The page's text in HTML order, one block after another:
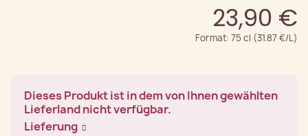
23,90 €
Format: 75 cl (31.87 €/L)
Dieses Produkt ist in dem von Ihnen gewählten
Lieferland nicht verfügbar.
Lieferung